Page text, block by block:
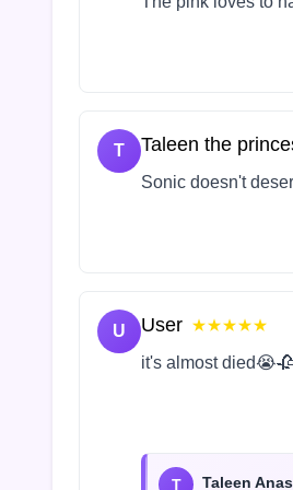
T Taleen the
Sonic doesn't
U User ★★★★★
it's almost
T Taleen Anas